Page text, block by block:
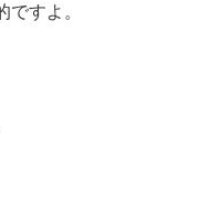
すよ。